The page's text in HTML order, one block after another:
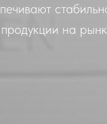
на